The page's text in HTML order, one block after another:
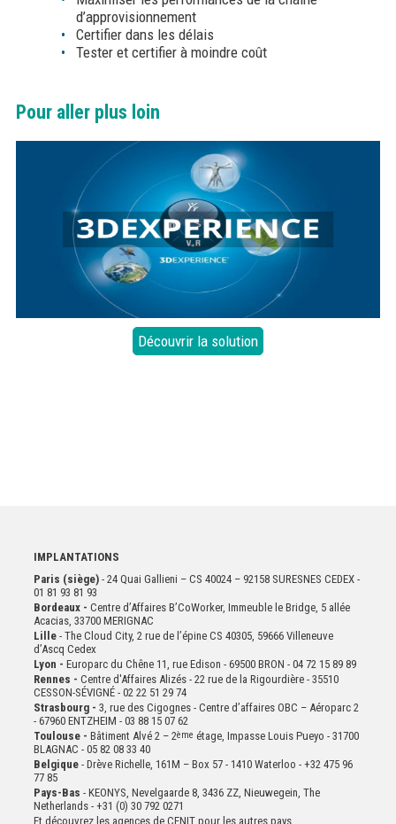
d’approvisionnement
Certifier dans les délais
Tester et certifier à moindre coût
Pour aller plus loin
Découvrir la solution
IMPLANTATIONS
Paris (siège) - 24 Quai Gallieni – CS 40024 – 92158 SURESNES CEDEX -
01 81 93 81 93
Bordeaux - Centre d’Affaires B’CoWorker, Immeuble le Bridge, 5 allée
Acacias, 33700 MERIGNAC
Lille- The Cloud City, 2 rue de l’épine CS 40305, 59666 Villeneuve
d’Ascq Cedex
Lyon - Europarc du Chêne 11, rue Edison - 69500 BRON - 04 72 15 89 89
Rennes - Centre d'Affaires Alizés - 22 rue de la Rigourdière - 35510
CESSON-SÉVIGNÉ - 02 22 51 29 74
Strasbourg - 3, rue des Cigognes - Centre d’affaires OBC – Aéroparc 2
- 67960 ENTZHEIM - 03 88 15 07 62
Toulouse - Bâtiment Alvé 2 – 2ème étage, Impasse Louis Pueyo - 31700
BLAGNAC - 05 82 08 33 40
Belgique- Drève Richelle, 161M – Box 57 - 1410 Waterloo - +32 475 96
77 85
Pays-Bas - KEONYS, Nevelgaarde 8, 3436 ZZ, Nieuwegein, The
Netherlands - +31 (0) 30 792 0271
Et découvrez les agences de CENIT pour les autres pays